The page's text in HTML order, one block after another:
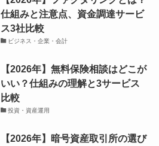
仕組みと注意点、資金調達サービ
ス3社比較
ビジネス・企業・会計
【2026年】無料保険相談はどこが
いい？仕組みの理解と3サービス
比較
投資・資産運用
【2026年】暗号資産取引所の選び